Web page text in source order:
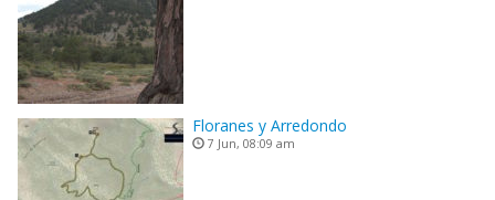
Floranes y Arredondo
7 Jun, 08:09 am